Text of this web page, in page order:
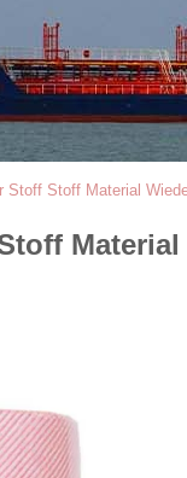
Stoff Stoff Material